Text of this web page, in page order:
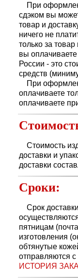
При
сдэком вы
товар и
ничего не
только за товар
вы
России - это
средств
При
оплачиваете
оплачиваете
Стоимость
доставки и
доставки
Сроки:
Срок доставки
пятницам
изготовления
обтянутые
отправляются
ИСТОРИЯ